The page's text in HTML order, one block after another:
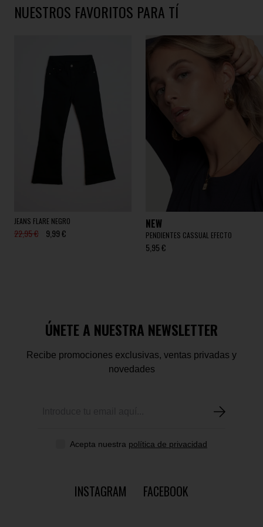
NUESTROS FAVORITOS PARA TÍ
JEANS FLARE NEGRO
22,95 € 9,99 €
NEW
PENDIENTES CASSUAL EFECTO
5,95 €
ÚNETE A NUESTRA NEWSLETTER
Recibe promociones exclusivas, ventas privadas y
novedades
Acepta nuestra política de privacidad
INSTAGRAM FACEBOOK